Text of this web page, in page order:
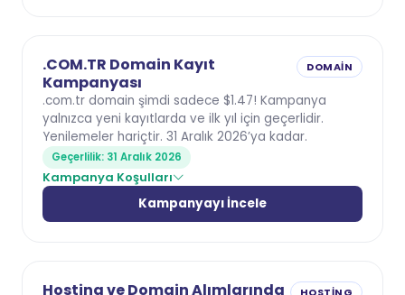
.COM.TR Domain Kayıt
Kampanyası
DOMAIN
.com.tr domain şimdi sadece $1.47! Kampanya
yalnızca yeni kayıtlarda ve ilk yıl için geçerlidir.
Yenilemeler hariçtir. 31 Aralık 2026’ya kadar.
Geçerlilik: 31 Aralık 2026
Kampanya Koşulları
Kampanyayı İncele
Hosting ve Domain Alımlarında